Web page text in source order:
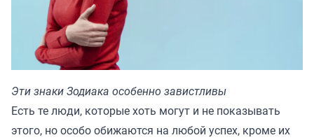
Эти знаки Зодиака особенно завистливы
Есть те люди, которые хоть могут и не показывать
этого, но особо обижаются на любой успех, кроме их